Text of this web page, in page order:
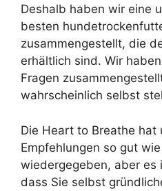
Deshalb haben wir eine
besten
zusammengestellt, die
erhältlich sind. Wir
Fragen
wahrscheinlich selbst
Die Heart to Breathe hat
Empfehlungen so gut
wiedergegeben, aber es
dass Sie selbst